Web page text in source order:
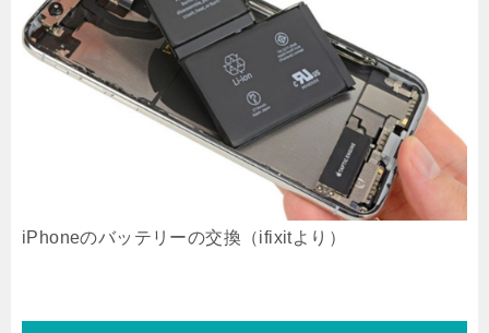
iPhoneのバッテリーの交換（ifixitより）